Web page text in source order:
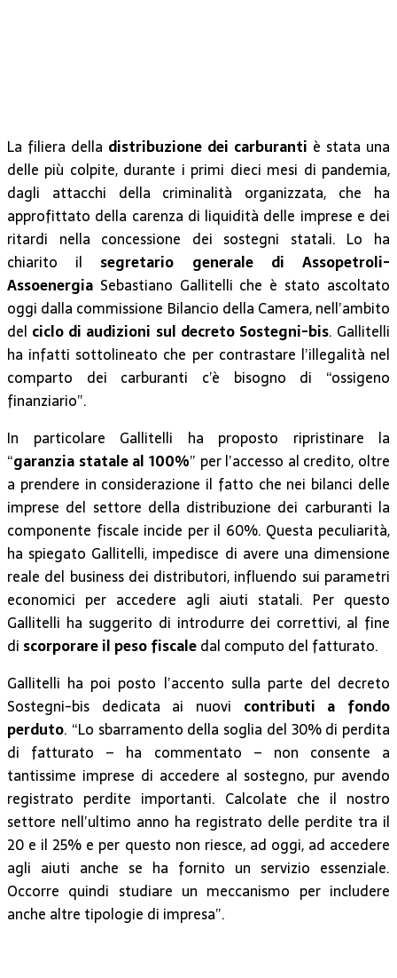
La filiera della distribuzione dei carburanti è stata una
delle più colpite, durante i primi dieci mesi di pandemia,
dagli attacchi della criminalità organizzata, che ha
approfittato della carenza di liquidità delle imprese e dei
ritardi nella concessione dei sostegni statali. Lo ha
chiarito il segretario generale di Assopetroli-
Assoenergia Sebastiano Gallitelli che è stato ascoltato
oggi dalla commissione Bilancio della Camera, nell’ambito
del ciclo di audizioni sul decreto Sostegni-bis. Gallitelli
ha infatti sottolineato che per contrastare l’illegalità nel
comparto dei carburanti c’è bisogno di “ossigeno
finanziario”.
In particolare Gallitelli ha proposto ripristinare la
“garanzia statale al 100%” per l’accesso al credito, oltre
a prendere in considerazione il fatto che nei bilanci delle
imprese del settore della distribuzione dei carburanti la
componente fiscale incide per il 60%. Questa peculiarità,
ha spiegato Gallitelli, impedisce di avere una dimensione
reale del business dei distributori, influendo sui parametri
economici per accedere agli aiuti statali. Per questo
Gallitelli ha suggerito di introdurre dei correttivi, al fine
di scorporare il peso fiscaledal computo del fatturato.
Gallitelli ha poi posto l’accento sulla parte del decreto
Sostegni-bis dedicata ai nuovi contributi a fondo
perduto. “Lo sbarramento della soglia del 30% di perdita
di fatturato – ha commentato – non consente a
tantissime imprese di accedere al sostegno, pur avendo
registrato perdite importanti. Calcolate che il nostro
settore nell’ultimo anno ha registrato delle perdite tra il
20 e il 25% e per questo non riesce, ad oggi, ad accedere
agli aiuti anche se ha fornito un servizio essenziale.
Occorre quindi studiare un meccanismo per includere
anche altre tipologie di impresa”.